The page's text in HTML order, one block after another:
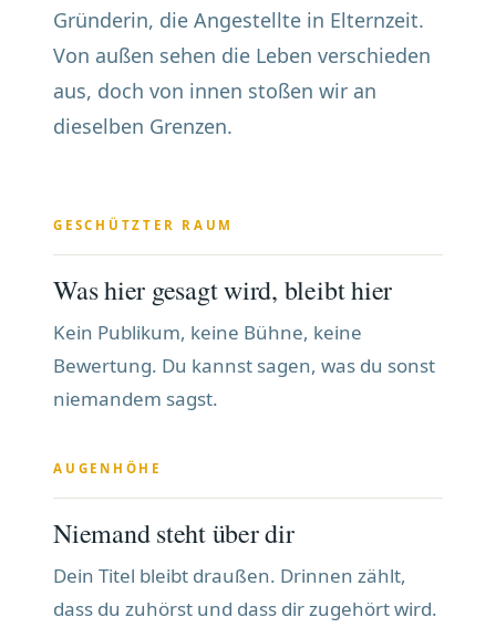
Gründerin, die Angestellte in Elternzeit.
Von außen sehen die Leben verschieden
aus, doch von innen stoßen wir an
dieselben Grenzen.
GESCHÜTZTER RAUM
Was hier gesagt wird, bleibt hier
Kein Publikum, keine Bühne, keine
Bewertung. Du kannst sagen, was du sonst
niemandem sagst.
AUGENHÖHE
Niemand steht über dir
Dein Titel bleibt draußen. Drinnen zählt,
dass du zuhörst und dass dir zugehört wird.